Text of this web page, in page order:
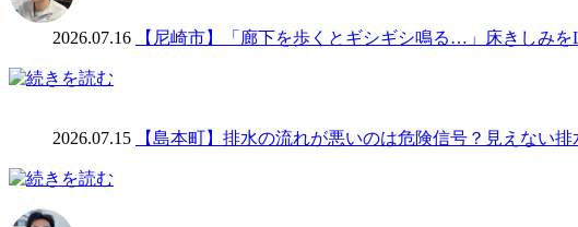
2026.07.16 【尼崎市】「廊下を歩くとギシギシ鳴る…」床きしみ
2026.07.15 【島本町】排水の流れが悪いのは危険信号？見えない